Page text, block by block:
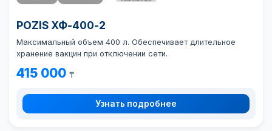
POZIS ХФ-400-2
Максимальный объем 400 л. Обеспечивает длительное
хранение вакцин при отключении сети.
415 000 ₸
Узнать подробнее